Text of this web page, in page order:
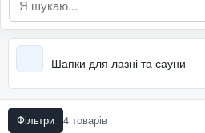
Шапки для лазні та сауни
Фільтри 4 товарів